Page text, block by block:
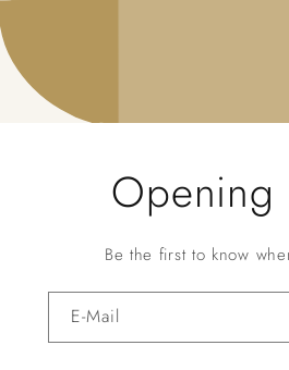
Opening
Be the first to know
E-Mail